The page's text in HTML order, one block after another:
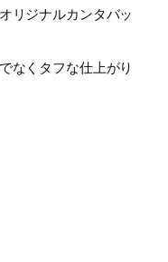
リジナルカンタバッ
なくタフな仕上がり